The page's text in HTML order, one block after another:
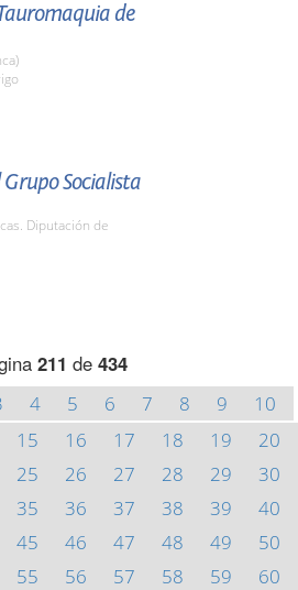
de
Socialista
Diputación de
211 de 434
4 5 6 7 8 9
10
15 16 17 18 19
20
25 26 27 28 29
30
35 36 37 38 39
40
45 46 47 48 49
50
55 56 57 58 59
60